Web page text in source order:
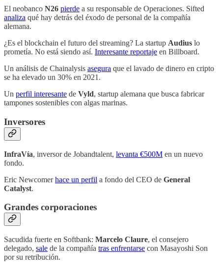
El neobanco N26 pierde a su responsable de Operaciones. Sifted
analiza qué hay detrás del éxodo de personal de la compañía
alemana.
¿Es el blockchain el futuro del streaming? La startup Audius lo
prometía. No está siendo así. Interesante reportaje en Billboard.
Un análisis de Chainalysis asegura que el lavado de dinero en cripto
se ha elevado un 30% en 2021.
Un perfil interesante de Vyld, startup alemana que busca fabricar
tampones sostenibles con algas marinas.
Inversores
InfraVía, inversor de Jobandtalent, levanta €500M en un nuevo
fondo.
Eric Newcomerhace un perfil a fondo del CEO de General
Catalyst.
Grandes corporaciones
Sacudida fuerte en Softbank: Marcelo Claure, el consejero
delegado, sale de la compañía tras enfrentarse con Masayoshi Son
por su retribución.